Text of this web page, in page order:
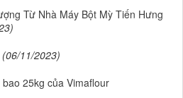
Từ Nhà Máy Bột Mỳ Tiến Hưng
(06/11/2023)
25kg của Vimaflour